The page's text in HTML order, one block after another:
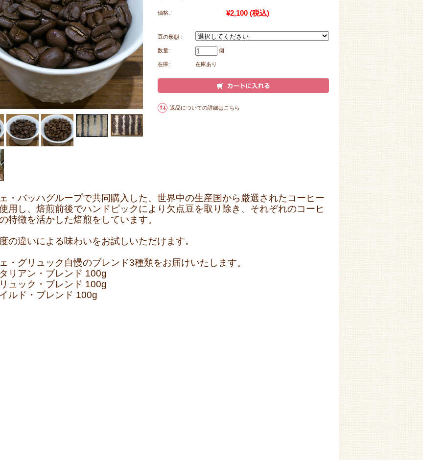
価格: ¥2,100 (税込)
豆の形態：
数量: 個
在庫: 在庫あり
返品についての詳細はこちら
・バッハグループで共同購入した、世界中の生産国から厳選されたコーヒー
用し、焙煎前後でハンドピックにより欠点豆を取り除き、それぞれのコーヒ
特徴を活かした焙煎をしています。
の違いによる味わいをお試しいただけます。
・グリュック自慢のブレンド3種類をお届けいたします。
タリアン・ブレンド 100g
リュック・ブレンド 100g
イルド・ブレンド 100g